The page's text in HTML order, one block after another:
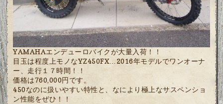
YAMAHAエンデューロバイクが大量入荷！！
目玉は程度上モノなYZ450FX…2016年モデルでワンオーナ
ー、走行１７時間！！
価格は760,000円です。
450なのに扱いやすい特性と、なにより極上なサスペンショ
ン性能をぜひ！！